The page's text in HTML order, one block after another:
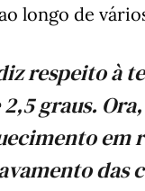
longo de
respeito à
graus.
das